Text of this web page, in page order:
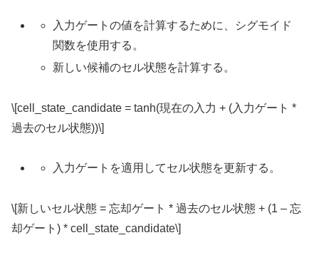
入力ゲートの値を計算するために、シグモイド
関数を使用する。
新しい候補のセル状態を計算する。
\[cell_state_candidate = tanh(現在の入力 + (入力ゲート *
過去のセル状態))\]
入力ゲートを適用してセル状態を更新する。
\[新しいセル状態 = 忘却ゲート * 過去のセル状態 + (1 – 忘
却ゲート) * cell_state_candidate\]